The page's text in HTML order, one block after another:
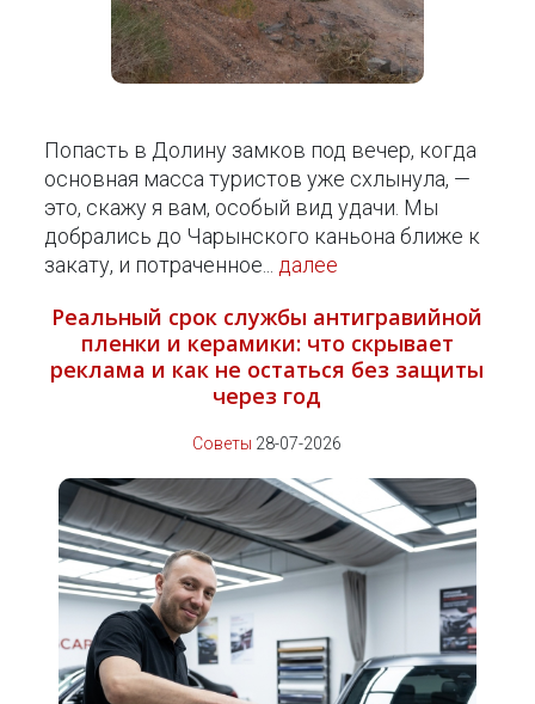
Попасть в Долину замков под вечер, когда
основная масса туристов уже схлынула, —
это, скажу я вам, особый вид удачи. Мы
добрались до Чарынского каньона ближе к
закату, и потраченное... далее
Реальный срок службы антигравийной
пленки и керамики: что скрывает
реклама и как не остаться без защиты
через год
Советы 28-07-2026